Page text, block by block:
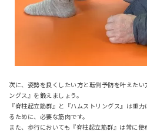
次に、姿勢を良くしたい方と転倒予防を叶えた
ングス』を鍛えましょう。
『脊柱起立筋群』と『ハムストリングス』は重
るために、必要な筋肉です。
また、歩行においても『脊柱起立筋群』は常に